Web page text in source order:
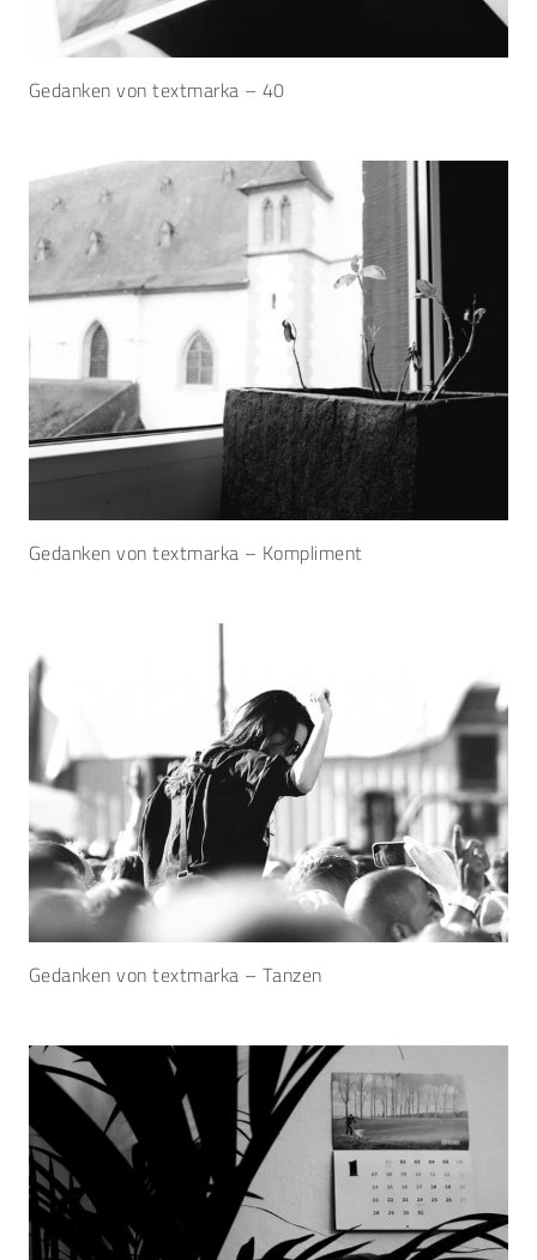
Gedanken von textmarka – 40
Gedanken von textmarka – Kompliment
Gedanken von textmarka – Tanzen